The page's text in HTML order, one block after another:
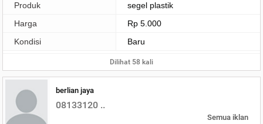
Produk
segel plastik
Harga
Rp 5.000
Kondisi
Baru
Dilihat 58 kali
berlian jaya
08133120 ..
Semua iklan